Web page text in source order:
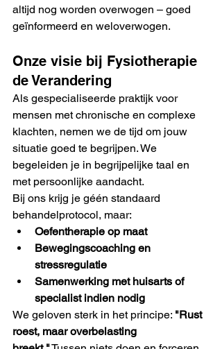
altijd nog worden overwogen – goed
geïnformeerd en weloverwogen.
Onze visie bij Fysiotherapie
de Verandering
Als gespecialiseerde praktijk voor
mensen met chronische en complexe
klachten, nemen we de tijd om jouw
situatie goed te begrijpen. We
begeleiden je in begrijpelijke taal en
met persoonlijke aandacht.
Bij ons krijg je géén standaard
behandelprotocol, maar:
Oefentherapie op maat
Bewegingscoaching en
stressregulatie
Samenwerking met huisarts of
specialist indien nodig
We geloven sterk in het principe: "Rust
roest, maar overbelasting